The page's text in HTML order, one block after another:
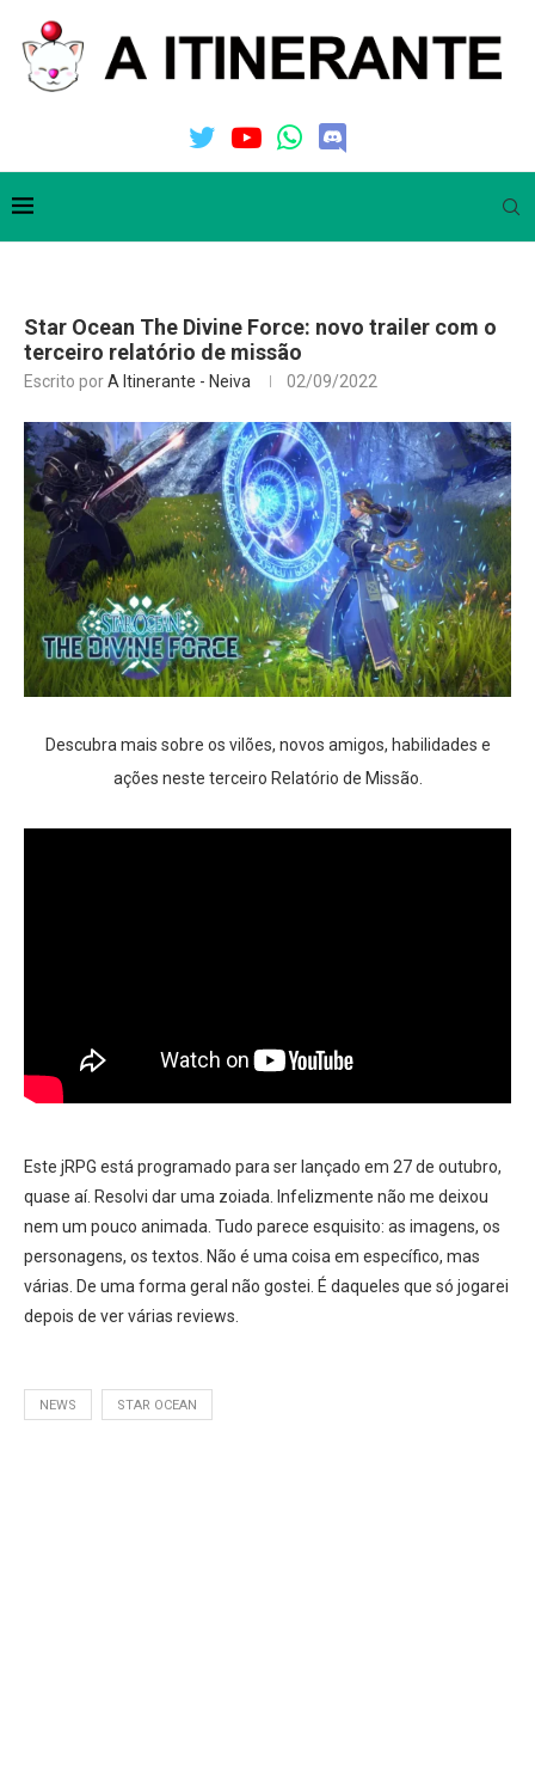
Star Ocean The Divine Force: novo trailer com o
terceiro relatório de missão
Escrito porA Itinerante - Neiva 02/09/2022
Descubra mais sobre os vilões, novos amigos, habilidades e
ações neste terceiro Relatório de Missão.
Este jRPG está programado para ser lançado em 27 de outubro,
quase aí. Resolvi dar uma zoiada. Infelizmente não me deixou
nem um pouco animada. Tudo parece esquisito: as imagens, os
personagens, os textos. Não é uma coisa em específico, mas
várias. De uma forma geral não gostei. É daqueles que só jogarei
depois de ver várias reviews.
NEWS STAR OCEAN